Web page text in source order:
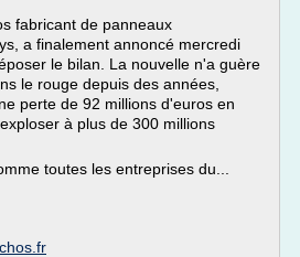
fabricant de panneaux
a finalement annoncé mercredi
le bilan. La nouvelle n'a guère
le rouge depuis des années,
perte de 92 millions d'euros en
à plus de 300 millions
toutes les entreprises du...